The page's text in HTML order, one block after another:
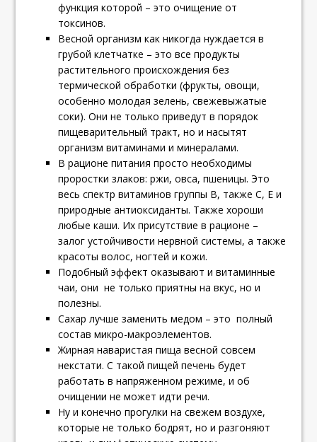
функция которой – это очищение от
токсинов.
Весной организм как никогда нуждается в
грубой клетчатке – это все продукты
растительного происхождения без
термической обработки (фрукты, овощи,
особенно молодая зелень, свежевыжатые
соки). Они не только приведут в порядок
пищеварительный тракт, но и насытят
организм витаминами и минералами.
В рационе питания просто необходимы
проростки злаков: ржи, овса, пшеницы. Это
весь спектр витаминов группы В, также С, Е и
природные антиоксиданты. Также хороши
любые каши. Их присутствие в рационе –
залог устойчивости нервной системы, а также
красоты волос, ногтей и кожи.
Подобный эффект оказывают и витаминные
чаи, они не только приятны на вкус, но и
полезны.
Сахар лучше заменить медом – это полный
состав микро-макроэлементов.
Жирная наваристая пища весной совсем
некстати. С такой пищей печень будет
работать в напряженном режиме, и об
очищении не может идти речи.
Ну и конечно прогулки на свежем воздухе,
которые не только бодрят, но и разгоняют